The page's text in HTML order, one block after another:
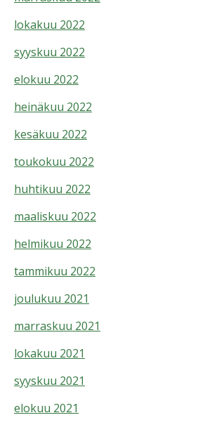
lokakuu 2022
syyskuu 2022
elokuu 2022
heinäkuu 2022
kesäkuu 2022
toukokuu 2022
huhtikuu 2022
maaliskuu 2022
helmikuu 2022
tammikuu 2022
joulukuu 2021
marraskuu 2021
lokakuu 2021
syyskuu 2021
elokuu 2021